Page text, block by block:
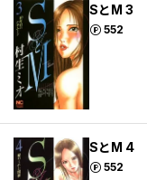
SとM 3
552
ポイント
SとM 4
552
ポイント